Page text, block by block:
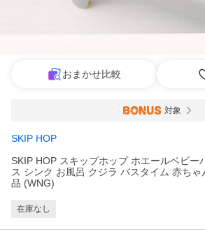
おまかせ比較
対象
SKIP HOP
SKIP HOP スキップホップ ホエールベビー
ス シンク お風呂 クジラ バスタイム 赤ち
品 (WNG)
在庫なし